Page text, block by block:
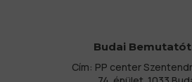
Budai
Cím: PP center